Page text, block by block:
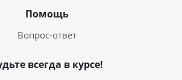
Помощь
Вопрос-ответ
всегда в курсе!